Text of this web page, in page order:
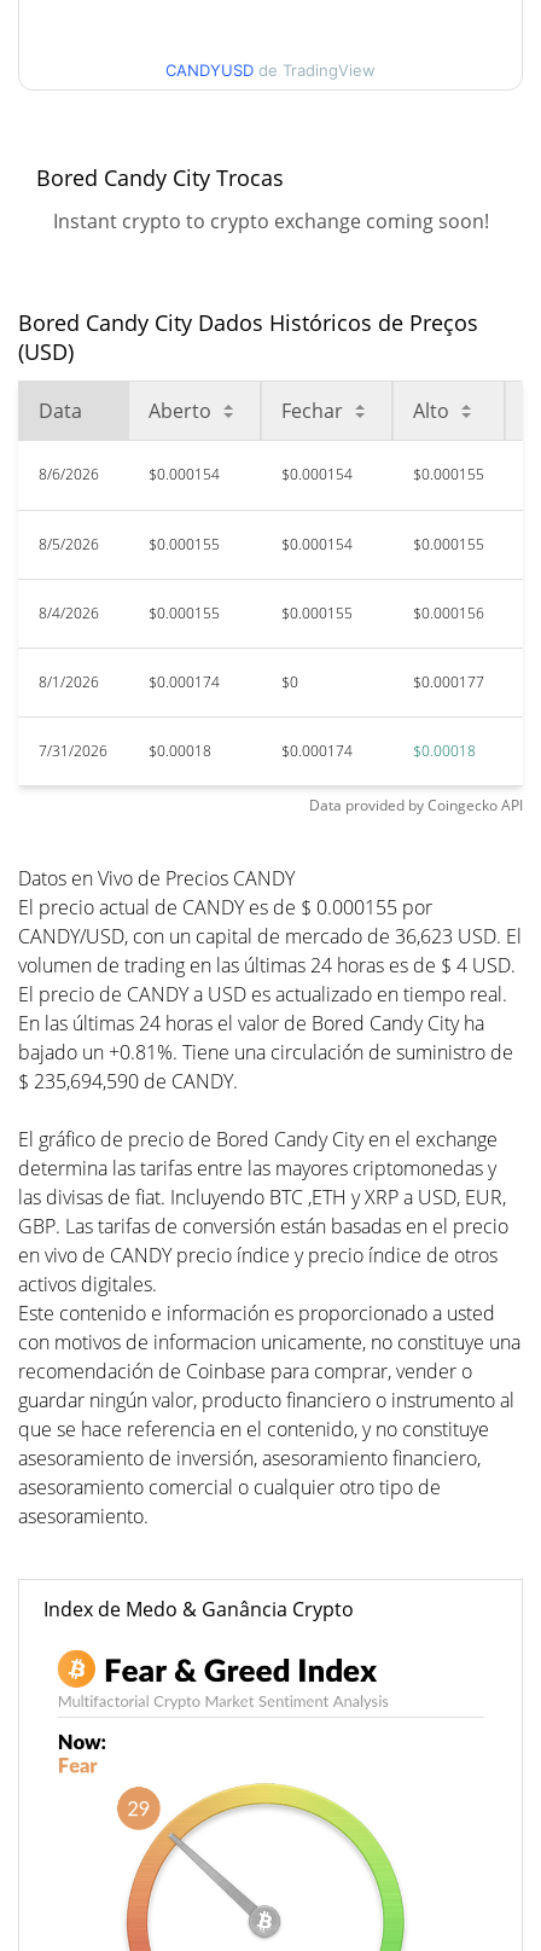
52 Semana Baixa / 52
Semana Alta
$0.00018016956
tempos
Jul 3, 2023 (3 anos atrás)
99.96%
Aug 6, 2026 (0 dias atrás)
2.81%
CANDYUSD de TradingView
Bored Candy City Trocas
Instant crypto to crypto exchange coming soon!
Bored Candy City Dados Históricos de Preços
(USD)
Data Aberto Fechar Alto
8/6/2026 $0.000154 $0.000154 $0.000155
8/5/2026 $0.000155 $0.000154 $0.000155
8/4/2026 $0.000155 $0.000155 $0.000156
8/1/2026 $0.000174 $0 $0.000177
7/31/2026 $0.00018 $0.000174 $0.00018
Data provided byCoingeckoAPI
Datos en Vivo de Precios CANDY
El precio actual de CANDY es de $ 0.000155 por
CANDY/USD, con un capital de mercado de 36,623 USD. El
volumen de trading en las últimas 24 horas es de $ 4 USD.
El precio de CANDY a USD es actualizado en tiempo real.
En las últimas 24 horas el valor de Bored Candy City ha
bajado un +0.81%. Tiene una circulación de suministro de
$ 235,694,590 de CANDY.
El gráfico de precio de Bored Candy City en el exchange
determina las tarifas entre las mayores criptomonedas y
las divisas de fiat. Incluyendo BTC ,ETH y XRP a USD, EUR,
GBP. Las tarifas de conversión están basadas en el precio
en vivo de CANDY precio índice y precio índice de otros
activos digitales.
Este contenido e información es proporcionado a usted
con motivos de informacion unicamente, no constituye una
recomendación de Coinbase para comprar, vender o
guardar ningún valor, producto financiero o instrumento al
que se hace referencia en el contenido, y no constituye
asesoramiento de inversión, asesoramiento financiero,
asesoramiento comercial o cualquier otro tipo de
asesoramiento.
Index de Medo & Ganância Crypto